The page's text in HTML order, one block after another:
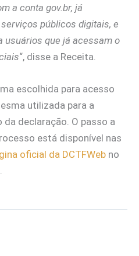
a conta gov.br, já
públicos digitais, e
usuários que já acessam o
“, disse a Receita.
escolhida para acesso
utilizada para a
declaração. O passo a
está disponível nas
oficial da DCTFWeb no